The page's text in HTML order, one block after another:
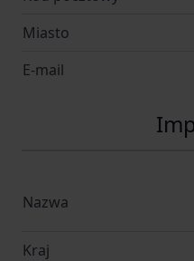
Miasto
E-mail
Nazwa
Kraj